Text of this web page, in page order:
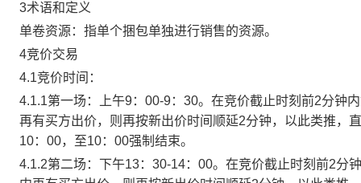
3术语和定义
单卷资源：指单个捆包单独进行销售的资源。
4竞价交易
4.1竞价时间：
4.1.1第一场：上午9：00-9：30。在竞价截止时刻前2分钟
再有买方出价，则再按新出价时间顺延2分钟，以此类推，
10：00，至10：00强制结束。
4.1.2第二场：下午13：30-14：00。在竞价截止时刻前2分